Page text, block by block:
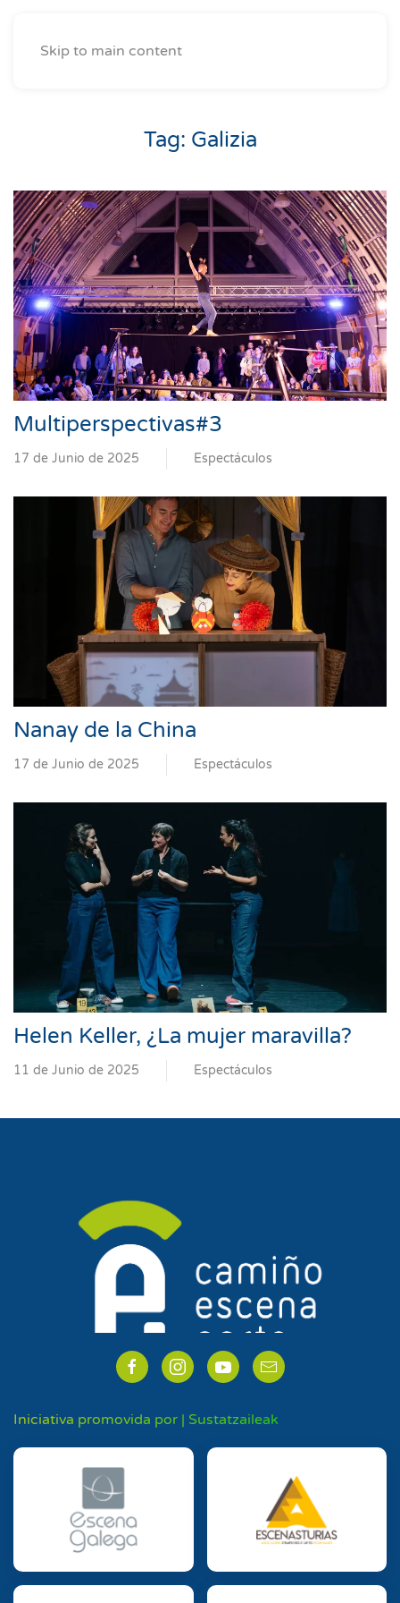
Skip to main content
Tag: Galizia
Multiperspectivas#3
17 de Junio de 2025 Espectáculos
Nanay de la China
17 de Junio de 2025 Espectáculos
Helen Keller, ¿La mujer maravilla?
11 de Junio de 2025 Espectáculos
Iniciativa promovida por | Sustatzaileak